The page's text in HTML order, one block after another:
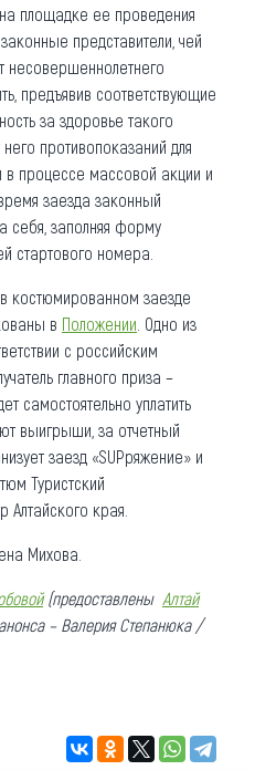
на площадке ее проведения
представители, чей
несовершеннолетнего
предъявив соответствующие
за здоровье такого
него противопоказаний для
процессе массовой акции и
заезда законный
себя, заполняя форму
стартового номера.
в костюмированном заезде
в Положении . Одно из
с российским
главного приза –
самостоятельно уплатить
выигрыши, за отчетный
заезд «SUPряжение» и
Туристский
края.
Михова.
(предоставлены Алтай
– Валерия Степанюка /